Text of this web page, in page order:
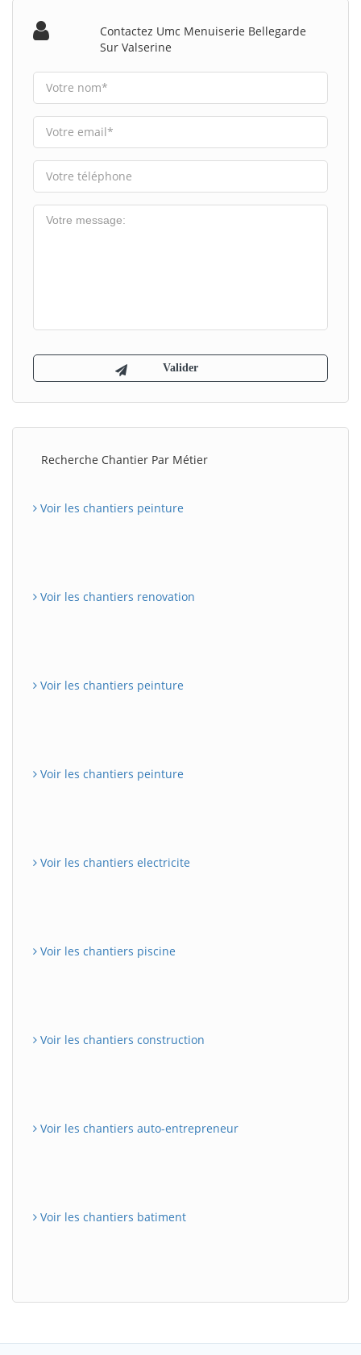
Contactez Umc Menuiserie Bellegarde
Sur Valserine
Recherche Chantier Par Métier
Voir les chantiers peinture
Voir les chantiers renovation
Voir les chantiers peinture
Voir les chantiers peinture
Voir les chantiers electricite
Voir les chantiers piscine
Voir les chantiers construction
Voir les chantiers auto-entrepreneur
Voir les chantiers batiment